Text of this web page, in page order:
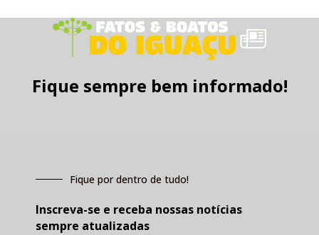
Fique sempre bem informado!
Fique por dentro de tudo!
Inscreva-se e receba nossas notícias
sempre atualizadas